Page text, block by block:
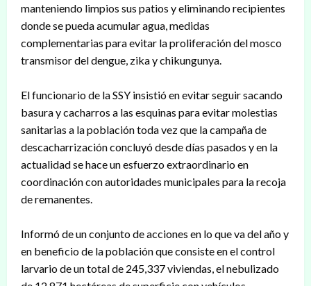
manteniendo limpios sus patios y eliminando recipientes
donde se pueda acumular agua, medidas
complementarias para evitar la proliferación del mosco
transmisor del dengue, zika y chikungunya.
El funcionario de la SSY insistió en evitar seguir sacando
basura y cacharros a las esquinas para evitar molestias
sanitarias a la población toda vez que la campaña de
descacharrización concluyó desde días pasados y en la
actualidad se hace un esfuerzo extraordinario en
coordinación con autoridades municipales para la recoja
de remanentes.
Informó de un conjunto de acciones en lo que va del año y
en beneficio de la población que consiste en el control
larvario de un total de 245,337 viviendas, el nebulizado